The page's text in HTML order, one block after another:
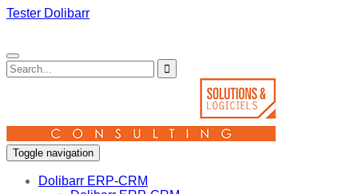
Tester Dolibarr
Toggle navigation
Dolibarr ERP-CRM